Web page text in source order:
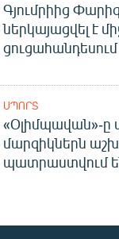
Գյումրիից
ներկայացվել է
ցուցահանդեսում
ՍՊՈՐՏ
«Օլիմպավան»-
մարզիկներն
պատրաստվում